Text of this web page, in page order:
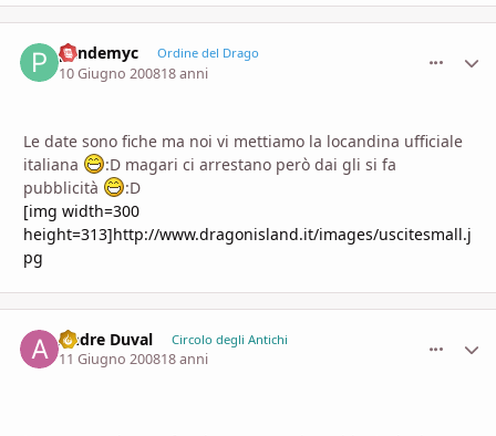
pandemyc Ordine del Drago
10 Giugno 200818 anni
Le date sono fiche ma noi vi mettiamo la locandina ufficiale
italiana
:D magari ci arrestano però dai gli si fa
pubblicità
:D
[img width=300
height=313]http://www.dragonisland.it/images/uscitesmall.j
pg
Andre Duval Circolo degli Antichi
11 Giugno 200818 anni